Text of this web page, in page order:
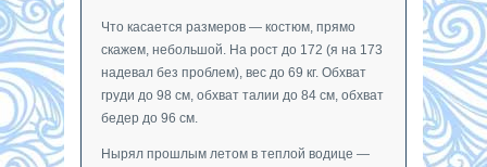
Что касается размеров — костюм, прямо
скажем, небольшой. На рост до 172 (я на 173
надевал без проблем), вес до 69 кг. Обхват
груди до 98 см, обхват талии до 84 см, обхват
бедер до 96 см.
Нырял прошлым летом в теплой водице —